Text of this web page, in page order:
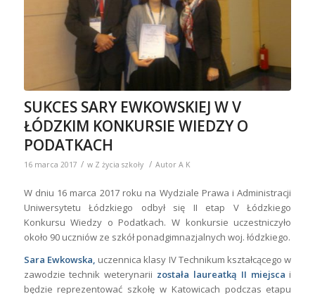
SUKCES SARY EWKOWSKIEJ W V
ŁÓDZKIM KONKURSIE WIEDZY O
PODATKACH
16 marca 2017 / w Z życia szkoły / Autor A K
W dniu 16 marca 2017 roku na Wydziale Prawa i Administracji
Uniwersytetu Łódzkiego odbył się II etap V Łódzkiego
Konkursu Wiedzy o Podatkach. W konkursie uczestniczyło
około 90 uczniów ze szkół ponadgimnazjalnych woj. łódzkiego.
Sara Ewkowska, uczennica klasy IV Technikum kształcącego w
zawodzie technik weterynarii została laureatką II miejsca i
będzie reprezentować szkołę w Katowicach podczas etapu